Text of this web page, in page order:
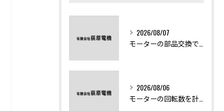
2026/08/07
2026/08/06